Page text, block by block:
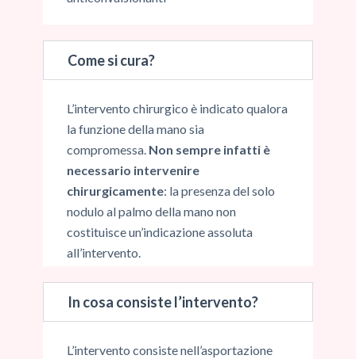
Come si cura?
L’intervento chirurgico è indicato qualora
la funzione della mano sia
compromessa. Non sempre infatti è
necessario intervenire
chirurgicamente: la presenza del solo
nodulo al palmo della mano non
costituisce un’indicazione assoluta
all’intervento.
In cosa consiste l’intervento?
L’intervento consiste nell’asportazione